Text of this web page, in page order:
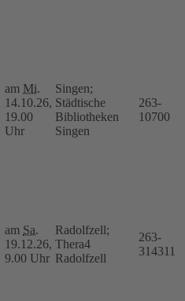
am Mi.
14.10.26,
19.00
Uhr
Singen;
Städtische
Bibliotheken
Singen
263-
10700
am Sa.
19.12.26,
9.00 Uhr
Radolfzell;
Thera4
Radolfzell
263-
314311